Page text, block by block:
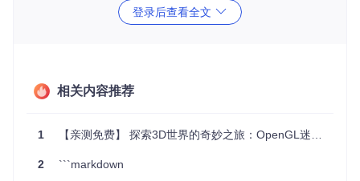
此外，教程还引导学习者理解游戏开发中的核心概念，如资源
加载、内存管理和多线程编程。
形学和C++编程的人士。无论你是刚入门的新手，还是希望巩
固基础或拓宽视野的老手，都能从中受益。完成教程后，你将
领域，如虚拟现实、可视化应用等。
项目特点
全面覆盖：从基本窗口设置到复杂的3D渲染，教程全方位
登录后查看全文
相关内容推荐
1 【亲测免费】 探索3D世界的奇妙之旅：OpenGL迷宫类3D场景程序
2 ```markdown